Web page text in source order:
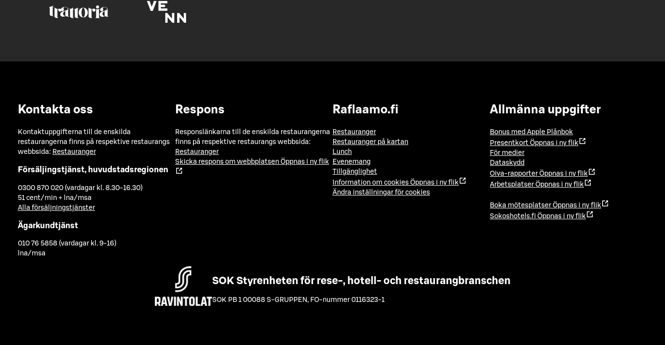
Kontakta oss
Kontaktuppgifterna till de enskilda
restaurangerna finns på respektive restaurangs
webbsida: Restauranger
Försäljingstjänst, huvudstadsregionen
0300 870 020 (vardagar kl. 8.30-16.30)
51 cent/min + lna/msa
Alla försäljningstjänster
Ägarkundtjänst
010 76 5858 (vardagar kl. 9-16)
lna/msa
Respons
Responslänkarna till de enskilda restaurangerna
finns på respektive restaurangs webbsida:
Restauranger
Skicka respons om webbplatsen Öppnas i ny flik
Raflaamo.fi
Restauranger
Restauranger på kartan
Lunch
Evenemang
Tillgänglighet
Information om cookies Öppnas i ny flik
Ändra inställningar för cookies
Allmänna uppgifter
Bonus med Apple Plånbok
Presentkort Öppnas i ny flik
För medier
Dataskydd
Oiva-rapporter Öppnas i ny flik
Arbetsplatser Öppnas i ny flik
Boka mötesplatser Öppnas i ny flik
Sokoshotels.fi Öppnas i ny flik
SOK Styrenheten för rese-, hotell- och restaurangbranschen
SOK PB 1 00088 S-GRUPPEN , FO-nummer 0116323-1